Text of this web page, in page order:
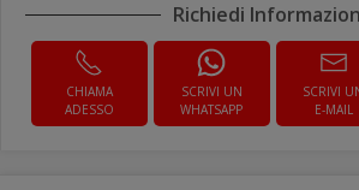
Richiedi
CHIAMA
ADESSO
SCRIVI UN
WHATSAPP
SCRIVI
E-MAIL